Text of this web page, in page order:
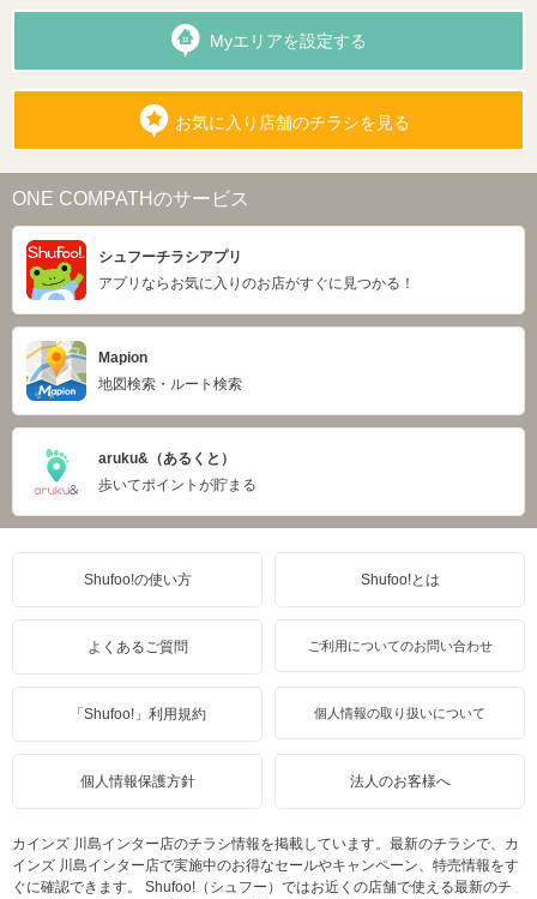
Myエリアを設定する
お気に入り店舗のチラシを見る
ONE COMPATHのサービス
シュフーチラシアプリ
アプリならお気に入りのお店がすぐに見つかる！
Mapion
地図検索・ルート検索
aruku&（あるくと）
歩いてポイントが貯まる
Shufoo!の使い方 Shufoo!とは
よくあるご質問 ご利用についてのお問い合わせ
「Shufoo!」利用規約 個人情報の取り扱いについて
個人情報保護方針 法人のお客様へ
カインズ 川島インター店のチラシ情報を掲載しています。最新のチラシで、カ
インズ 川島インター店で実施中のお得なセールやキャンペーン、特売情報をす
ぐに確認できます。 Shufoo!（シュフー）ではお近くの店舗で使える最新のチ